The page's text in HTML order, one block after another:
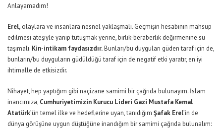
Anlayamadım!
Erel, olaylara ve insanlara nesnel yaklaşmalı. Geçmişin hesabının mahsup
edilmesi ateşiyle yanıp tutuşmak yerine, birlik-beraberlik değirmenine su
taşımalı. Kin-intikam faydasızdır.Bunları/bu duyguları güden taraf için de,
bunların/bu duyguların güdüldüğü taraf için de negatif etki yaratır, en iyi
ihtimalle de etkisizdir.
Nihayet, hep yaptığım gibi naçizane samimi bir çağrıda bulunayım. İslam
inancımıza, Cumhuriyetimizin Kurucu Lideri Gazi Mustafa Kemal
Atatürk’ün temel ilke ve hedeflerine uyan, tanıdığım Şafak Erel’in de
dünya görüşüne uygun düştüğüne inandığım bir samimi çağrıda bulunalım: